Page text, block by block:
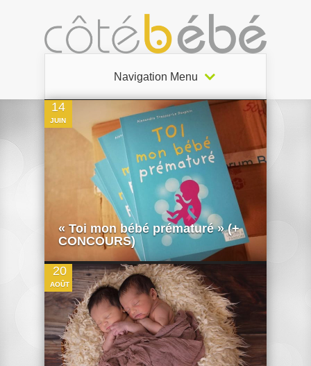
Navigation Menu
14
JUIN
« Toi mon bébé prématuré » (+
CONCOURS)
20
AOÛT
0